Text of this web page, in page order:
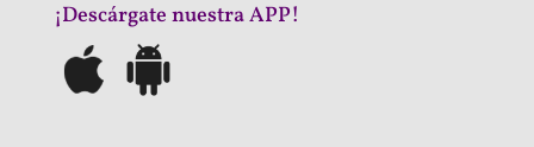
¡Descárgate nuestra APP!